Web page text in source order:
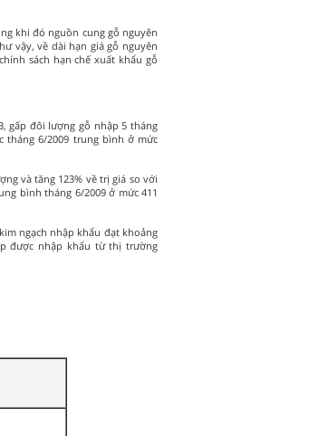
khi đó nguồn cung gỗ nguyên
vậy, về dài hạn giá gỗ nguyên
sách hạn chế xuất khẩu gỗ
gấp đôi lượng gỗ nhập 5 tháng
tháng 6/2009 trung bình ở mức
và tăng 123% về trị giá so với
bình tháng 6/2009 ở mức 411
ngạch nhập khẩu đạt khoảng
được nhập khẩu từ thị trường